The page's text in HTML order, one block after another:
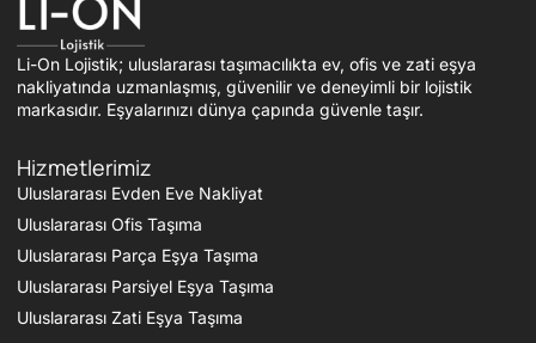
Li-On Lojistik; uluslararası taşımacılıkta ev, ofis ve zati eşya
nakliyatında uzmanlaşmış, güvenilir ve deneyimli bir lojistik
markasıdır. Eşyalarınızı dünya çapında güvenle taşır.
Hizmetlerimiz
Uluslararası Evden Eve Nakliyat
Uluslararası Ofis Taşıma
Uluslararası Parça Eşya Taşıma
Uluslararası Parsiyel Eşya Taşıma
Uluslararası Zati Eşya Taşıma